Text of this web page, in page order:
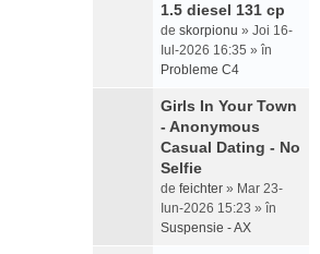
1.5 diesel 131 cp
de skorpionu » Joi 16-
Iul-2026 16:35 » în
Probleme C4
Girls In Your Town
- Anonymous
Casual Dating - No
Selfie
de feichter » Mar 23-
Iun-2026 15:23 » în
Suspensie - AX